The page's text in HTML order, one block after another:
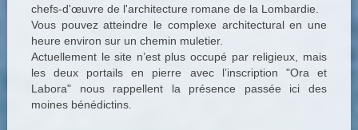
chefs-d'œuvre de l'architecture romane de la Lombardie.
Vous pouvez atteindre le complexe architectural en une
heure environ sur un chemin muletier.
Actuellement le site n’est plus occupé par religieux, mais
les deux portails en pierre avec l’inscription "Ora et
Labora" nous rappellent la présence passée ici des
moines bénédictins.